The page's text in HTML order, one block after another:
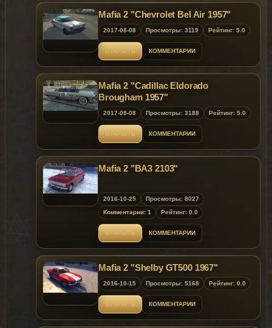
Mafia 2 "Chevrolet Bel Air 1957"
2017-08-08 Просмотры: 3119 Рейтинг: 5.0
КОММЕНТАРИИ
Mafia 2 "Cadillac Eldorado
Brougham 1957"
2017-08-08 Просмотры: 3188 Рейтинг: 5.0
КОММЕНТАРИИ
Mafia 2 "ВАЗ 2103"
2016-10-25
Просмотры: 8027
Комментарии: 1
Рейтинг: 0.0
КОММЕНТАРИИ
Mafia 2 "Shelby GT500 1967"
2016-10-15 Просмотры: 5168 Рейтинг: 0.0
КОММЕНТАРИИ